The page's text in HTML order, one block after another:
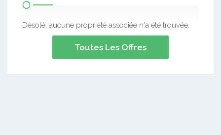
Désolé, aucune propriété associée n'a été trouvée.
Toutes Les Offres